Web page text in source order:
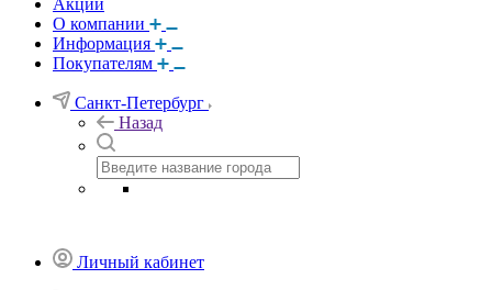
Акции
О компании
Информация
Покупателям
Санкт-Петербург
Назад
Личный кабинет